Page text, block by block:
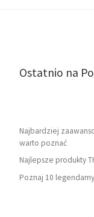
Ostatnio na
Najbardziej
warto poznać
Najlepsze produkty
Poznaj 10